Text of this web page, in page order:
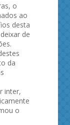
o
ao
desta
de
da
inter,
o